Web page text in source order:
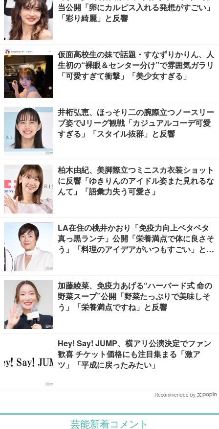
当公開「卵にカルピス入れる発想がすごい」
「彩り綺麗」と反響
仮面高校生の妹で話題・すなずりかりん、人
生初の“裸眼＆センター分け”で雰囲気ガラリ
「可愛すぎて衝撃」「美少女すぎる」
井桁弘恵、ほっそり二の腕際立つノースリー
ブ姿でJリーグ観戦「カジュアルコーデ可愛
すぎる」「スタイル抜群」と反響
柏木由紀、美脚際立つミニスカ衣装ショット
に反響「ゆきりんのアイドル姿また見れるな
んて」「語彙力失う可愛さ」
LA在住の桃井かおり「免疫力向上ベタベタ
真っ黒ランチ」公開「栄養満点で体に良さそ
う」「料理のアイデアがいつもすごい」と反
加藤綾菜、免疫力あげる“ハーバード式 命の
野菜スープ”公開「野菜たっぷりで美味しそ
う」「栄養満点ですね」と反響
Hey! Say! JUMP、横アリ公演決定でファン
歓喜 チケット価格にも注目集まる「激ア
ツ」「平成に戻ったみたい」
Recommended by